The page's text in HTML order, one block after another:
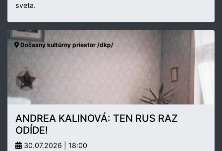
sveta.
Dočasný kultúrny priestor /dkp/
ANDREA KALINOVÁ: TEN RUS RAZ
ODÍDE!
30.07.2026 | 18:00